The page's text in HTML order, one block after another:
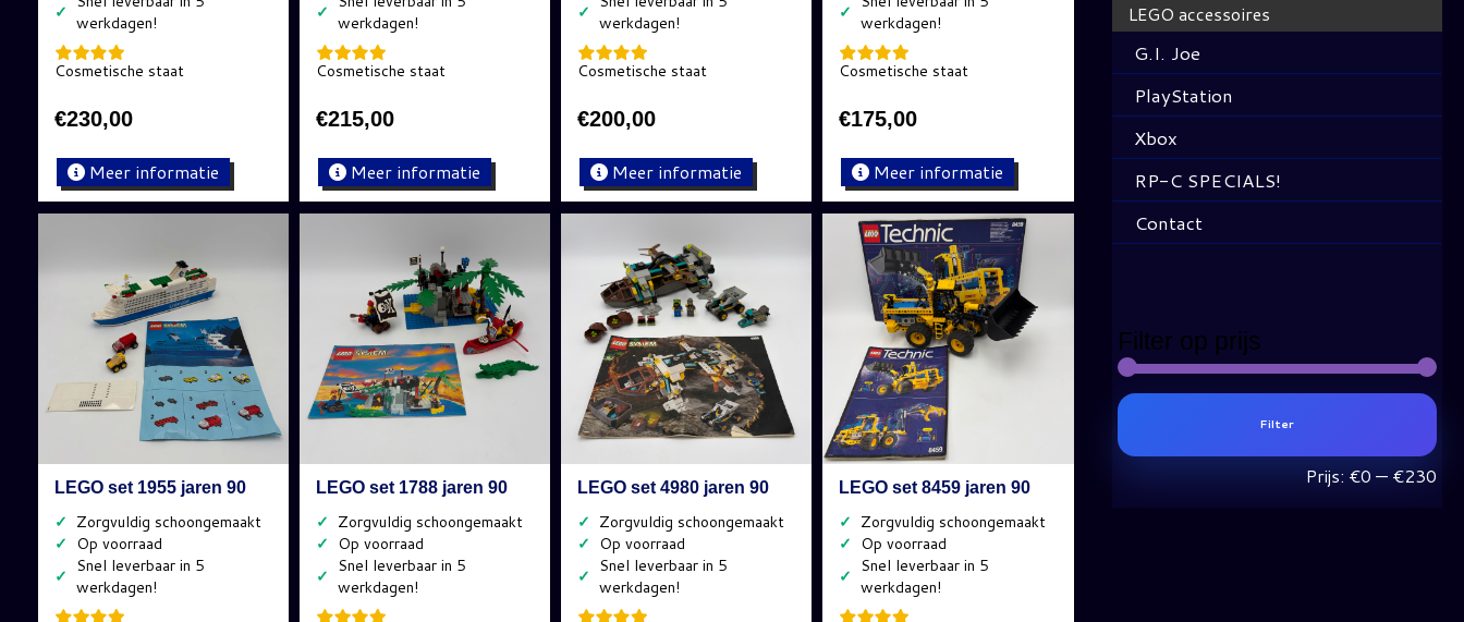
✓
Cosmetische staat
€230,00
Meer informatie
✓
Cosmetische staat
€215,00
Meer informatie
✓
Cosmetische staat
€200,00
Meer informatie
✓
Cosmetische staat
€175,00
Meer informatie
LEGO set 1955 jaren 90
✓
✓
✓
LEGO set 1788 jaren 90
✓
✓
✓
LEGO set 4980 jaren 90
✓
✓
✓
LEGO set 8459 jaren 90
✓
✓
✓
LEGO accessoires
G.I. Joe
PlayStation
Xbox
RP-C SPECIALS!
Contact
Filter op prijs
Filter
Prijs: €0 — €230